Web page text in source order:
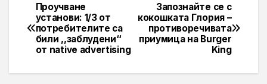
Навигация
Запознайте се с
кокошката Глория –
противоречивата
приумица на Burger
King
Проучване
установи: 1/3 от
потребителите са
били ,,заблудени‘‘
от native advertising